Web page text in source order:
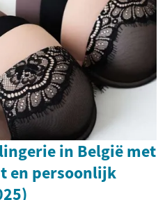
in België met
en persoonlijk